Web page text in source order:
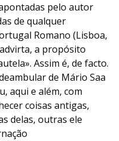
pelo autor
de qualquer
Romano (Lisboa,
a propósito
Assim é, de facto.
de Mário Saa
aqui e além, com
coisas antigas,
delas, outras ele